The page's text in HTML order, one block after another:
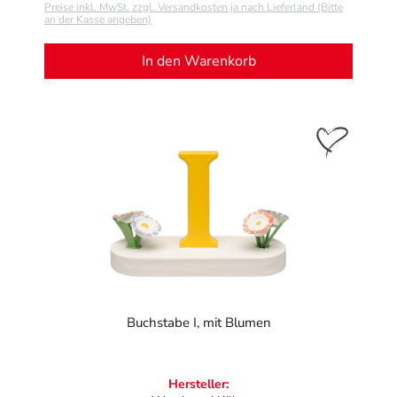
Preise inkl. MwSt. zzgl. Versandkosten ja nach Lieferland (Bitte
an der Kasse angeben)
In den Warenkorb
Buchstabe I, mit Blumen
Hersteller: